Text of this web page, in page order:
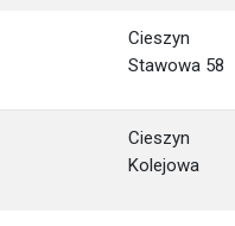
Cieszyn
Stawowa 58
Cieszyn
Kolejowa